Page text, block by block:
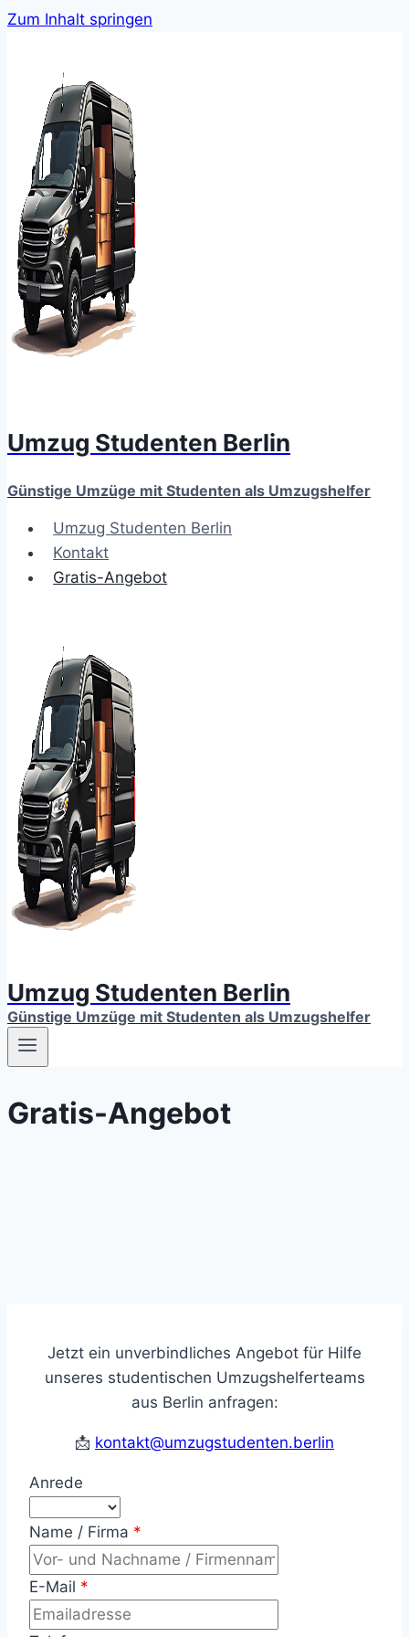
Zum Inhalt springen
Umzug Studenten Berlin
Günstige Umzüge mit Studenten als Umzugshelfer
Umzug Studenten Berlin
Kontakt
Gratis-Angebot
Umzug Studenten Berlin
Günstige Umzüge mit Studenten als Umzugshelfer
Gratis-Angebot
Jetzt ein unverbindliches Angebot für Hilfe
unseres studentischen Umzugshelferteams
aus Berlin anfragen:
📩 kontakt@umzugstudenten.berlin
Anrede
Name / Firma *
E-Mail *